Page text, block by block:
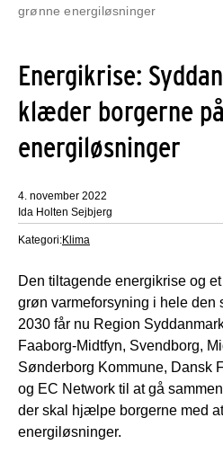
grønne energiløsninger
Energikrise:
klæder borgerne
energiløsninger
4. november 2022
Ida Holten Sejbjerg
Kategori:Klima
Den tiltagende energikrise og
grøn varmeforsyning i hele den
2030 får nu Region
Faaborg-Midtfyn, Svendborg,
Sønderborg Kommune, Dansk
og EC Network til at gå
der skal hjælpe borgerne med
energiløsninger.